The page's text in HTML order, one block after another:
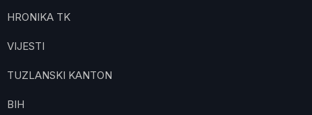
HRONIKA TK
VIJESTI
TUZLANSKI KANTON
BIH